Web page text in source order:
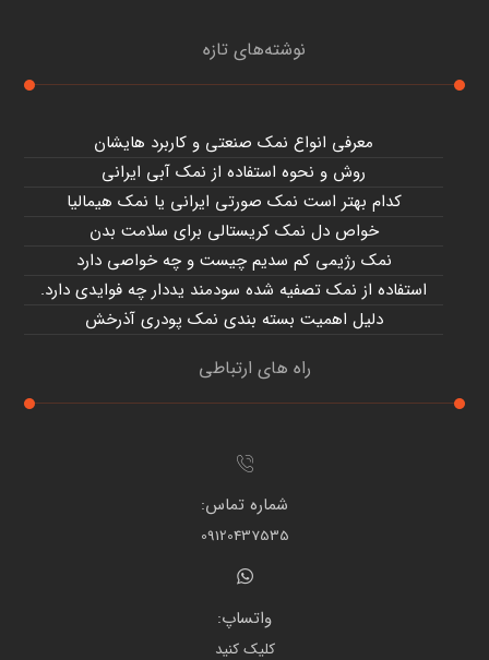
نوشته‌های تازه
معرفی انواع نمک صنعتی و کاربرد هایشان
روش و نحوه استفاده از نمک آبی ایرانی
کدام بهتر است نمک صورتی ایرانی یا نمک هیمالیا
خواص دل نمک کریستالی برای سلامت بدن
نمک رژیمی کم سدیم چیست و چه خواصی دارد
استفاده از نمک تصفیه شده سودمند یددار چه فوایدی دارد.
دلیل اهمیت بسته بندی نمک پودری آذرخش
راه های ارتباطی
شماره تماس:
09120437535
واتساپ:
کلیک کنید